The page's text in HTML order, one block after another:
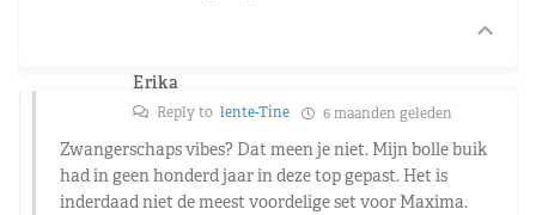
Erika
Reply to lente-Tine 6 maanden geleden
Zwangerschaps vibes? Dat meen je niet. Mijn bolle buik
had in geen honderd jaar in deze top gepast. Het is
inderdaad niet de meest voordelige set voor Maxima.